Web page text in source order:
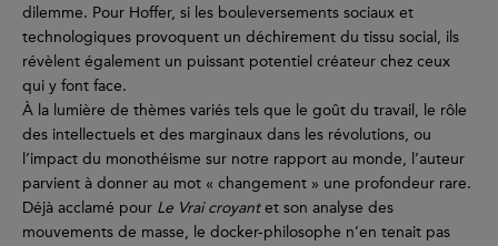
dilemme. Pour Hoffer, si les bouleversements sociaux et
technologiques provoquent un déchirement du tissu social, ils
révèlent également un puissant potentiel créateur chez ceux
qui y font face.
À la lumière de thèmes variés tels que le goût du travail, le rôle
des intellectuels et des marginaux dans les révolutions, ou
l’impact du monothéisme sur notre rapport au monde, l’auteur
parvient à donner au mot « changement » une profondeur rare.
Déjà acclamé pour Le Vrai croyantet son analyse des
mouvements de masse, le docker-philosophe n’en tenait pas